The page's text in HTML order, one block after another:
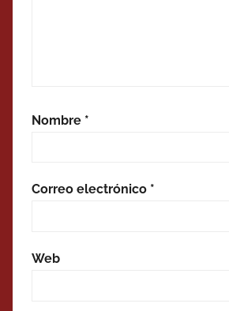
Nombre *
Correo electrónico *
Web